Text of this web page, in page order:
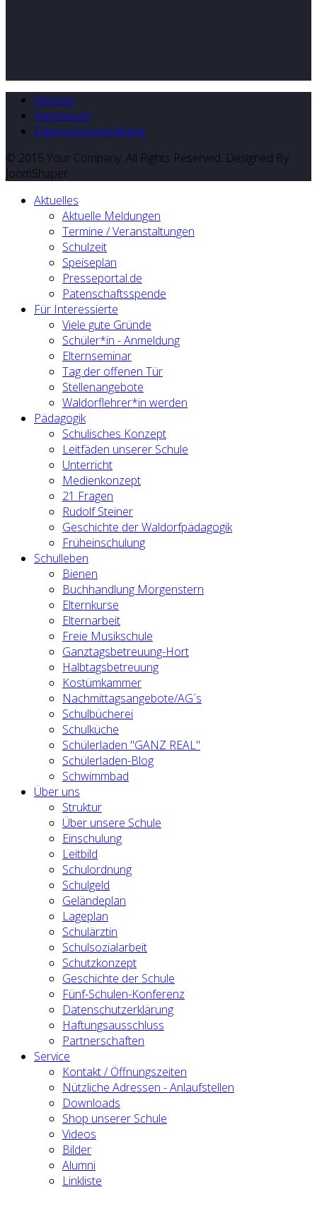
Sitemap
Impressum
Datenschutzerklärung
© 2015 Your Company. All Rights Reserved. Designed By
JoomShaper
Aktuelles
Aktuelle Meldungen
Termine / Veranstaltungen
Schulzeit
Speiseplan
Presseportal.de
Patenschaftsspende
Für Interessierte
Viele gute Gründe
Schüler*in - Anmeldung
Elternseminar
Tag der offenen Tür
Stellenangebote
Waldorflehrer*in werden
Pädagogik
Schulisches Konzept
Leitfäden unserer Schule
Unterricht
Medienkonzept
21 Fragen
Rudolf Steiner
Geschichte der Waldorfpädagogik
Früheinschulung
Schulleben
Bienen
Buchhandlung Morgenstern
Elternkurse
Elternarbeit
Freie Musikschule
Ganztagsbetreuung-Hort
Halbtagsbetreuung
Kostümkammer
Nachmittagsangebote/AG´s
Schulbücherei
Schulküche
Schülerladen "GANZ REAL"
Schülerladen-Blog
Schwimmbad
Über uns
Struktur
Über unsere Schule
Einschulung
Leitbild
Schulordnung
Schulgeld
Geländeplan
Lageplan
Schulärztin
Schulsozialarbeit
Schutzkonzept
Geschichte der Schule
Fünf-Schulen-Konferenz
Datenschutzerklärung
Haftungsausschluss
Partnerschaften
Service
Kontakt / Öffnungszeiten
Nützliche Adressen - Anlaufstellen
Downloads
Shop unserer Schule
Videos
Bilder
Alumni
Linkliste